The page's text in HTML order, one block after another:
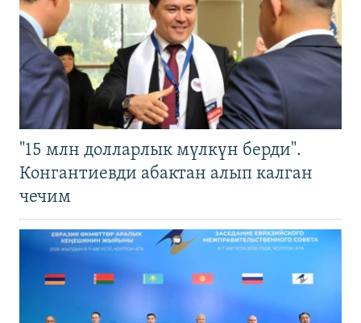
"15 млн долларлык мүлкүн берди".
Конгантиевди абактан алып калган
чечим